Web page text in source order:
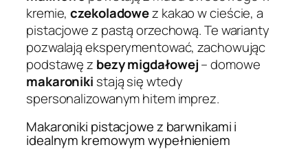
kremie,czekoladowez kakao w cieście, a
pistacjowe z pastą orzechową. Te warianty
pozwalają eksperymentować, zachowując
podstawę z bezy migdałowej– domowe
makaroniki stają się wtedy
spersonalizowanym hitem imprez.
Makaroniki pistacjowe z barwnikami i
idealnym kremowym wypełnieniem